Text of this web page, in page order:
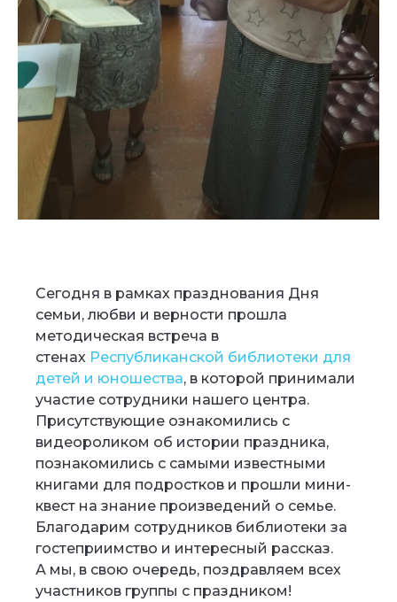
Сегодня в рамках празднования Дня
семьи, любви и верности прошла
методическая встреча в
стенах Республиканской библиотеки для
детей и юношества, в которой принимали
участие сотрудники нашего центра.
Присутствующие ознакомились с
видеороликом об истории праздника,
познакомились с самыми известными
книгами для подростков и прошли мини-
квест на знание произведений о семье.
Благодарим сотрудников библиотеки за
гостеприимство и интересный рассказ.
А мы, в свою очередь, поздравляем всех
участников группы с праздником!